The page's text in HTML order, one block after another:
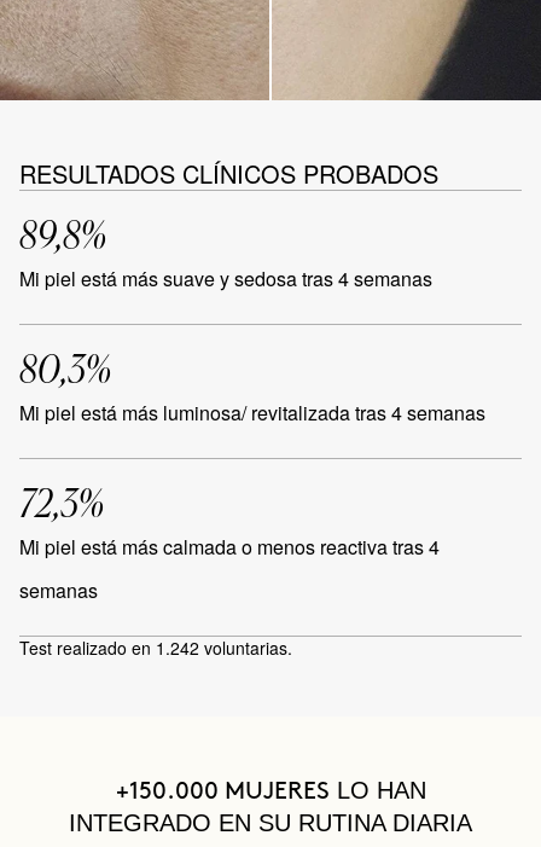
RESULTADOS CLÍNICOS PROBADOS
89,8%
Mi piel está más suave y sedosa tras 4 semanas
80,3%
Mi piel está más luminosa/ revitalizada tras 4 semanas
72,3%
Mi piel está más calmada o menos reactiva tras 4
semanas
Test realizado en 1.242 voluntarias.
+150.000 MUJERES LO HAN
INTEGRADO EN SU RUTINA DIARIA